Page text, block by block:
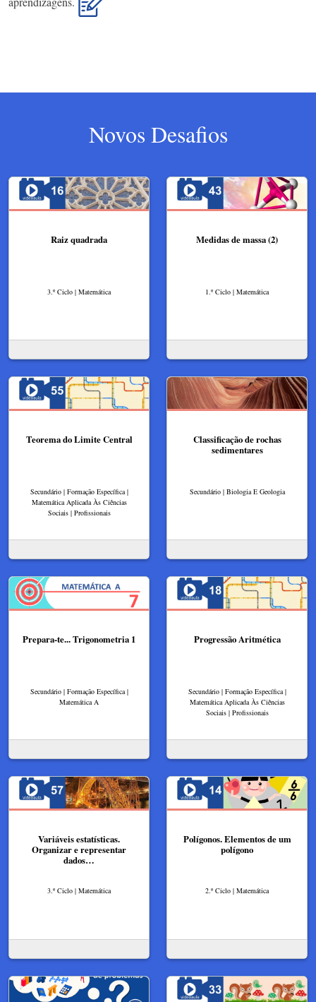
Novos Desafios
Raiz quadrada
3.º Ciclo | Matemática
Medidas de massa (2)
1.º Ciclo | Matemática
Teorema do Limite Central
Secundário | Formação Específica |
Matemática Aplicada Às Ciências
Sociais | Profissionais
Classificação de rochas
sedimentares
Secundário | Biologia E Geologia
Prepara-te... Trigonometria 1
Secundário | Formação Específica |
Matemática A
Progressão Aritmética
Secundário | Formação Específica |
Matemática Aplicada Às Ciências
Sociais | Profissionais
Variáveis estatísticas.
Organizar e representar
dados…
3.º Ciclo | Matemática
Polígonos. Elementos de um
polígono
2.º Ciclo | Matemática